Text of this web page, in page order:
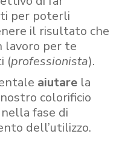
per poterli
il risultato che
lavoro per te
(professionista).
aiutare la
colorificio
fase di
dell’utilizzo.